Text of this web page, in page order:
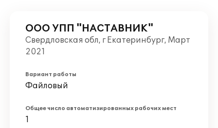
ООО УПП "НАСТАВНИК"
Свердловская обл, г Екатеринбург, Март
2021
Вариант работы
Файловый
Общее число автоматизированных рабочих мест
1